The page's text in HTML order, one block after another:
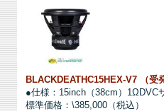
BLACKDEATHC15HEX-V7 （受
●仕様：15inch（38cm）1ΩDVC
標準価格：\385,000（税込）